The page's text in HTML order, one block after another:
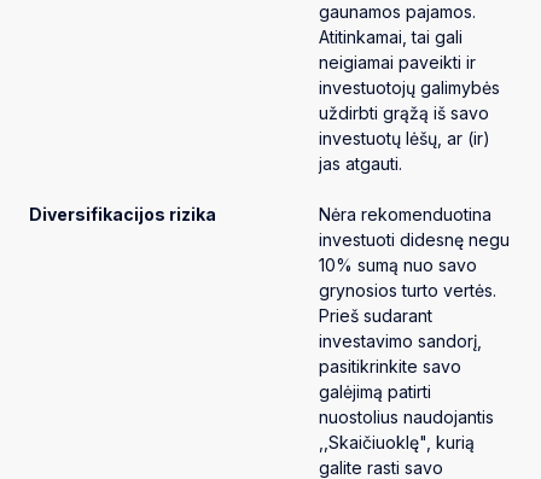
gaunamos pajamos.
Atitinkamai, tai gali
neigiamai paveikti ir
investuotojų galimybės
uždirbti grąžą iš savo
investuotų lėšų, ar (ir)
jas atgauti.
Diversifikacijos rizika
Nėra rekomenduotina
investuoti didesnę negu
10% sumą nuo savo
grynosios turto vertės.
Prieš sudarant
investavimo sandorį,
pasitikrinkite savo
galėjimą patirti
nuostolius naudojantis
,,Skaičiuoklę", kurią
galite rasti savo